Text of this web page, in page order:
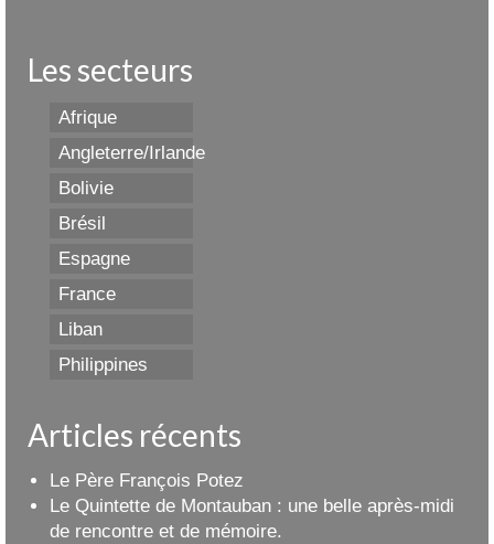
Les secteurs
Afrique
Angleterre/Irlande
Bolivie
Brésil
Espagne
France
Liban
Philippines
Articles récents
Le Père François Potez
Le Quintette de Montauban : une belle après-midi
de rencontre et de mémoire.